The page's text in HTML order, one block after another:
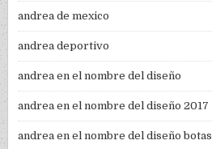
andrea de mexico
andrea deportivo
andrea en el nombre del diseño
andrea en el nombre del diseño 2017
andrea en el nombre del diseño botas